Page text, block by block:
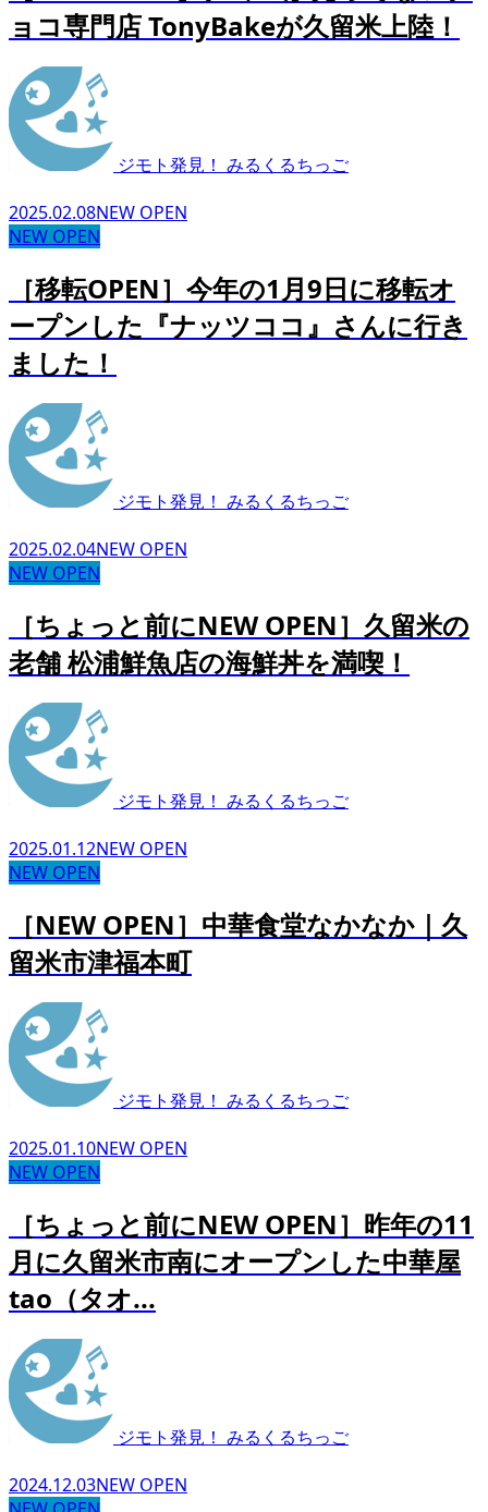
ョコ専門店 TonyBakeが久留米上陸！
ジモト発見！ みるくるちっご
2025.02.08NEW OPEN
NEW OPEN
［移転OPEN］今年の1月9日に移転オ
ープンした『ナッツココ』さんに行き
ました！
ジモト発見！ みるくるちっご
2025.02.04NEW OPEN
NEW OPEN
［ちょっと前にNEW OPEN］久留米の
老舗 松浦鮮魚店の海鮮丼を満喫！
ジモト発見！ みるくるちっご
2025.01.12NEW OPEN
NEW OPEN
［NEW OPEN］中華食堂なかなか｜久
留米市津福本町
ジモト発見！ みるくるちっご
2025.01.10NEW OPEN
NEW OPEN
［ちょっと前にNEW OPEN］昨年の11
月に久留米市南にオープンした中華屋
tao（タオ...
ジモト発見！ みるくるちっご
2024.12.03NEW OPEN